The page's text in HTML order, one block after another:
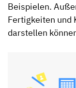
Beispielen.
Fertigkeiten und
darstellen